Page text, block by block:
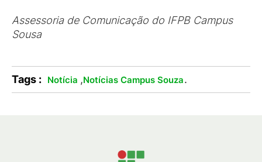
Assessoria de Comunicação do IFPB Campus
Sousa
Tags : Notícia ,Notícias Campus Souza.